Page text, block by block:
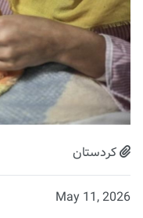
کردستان
May 11, 2026